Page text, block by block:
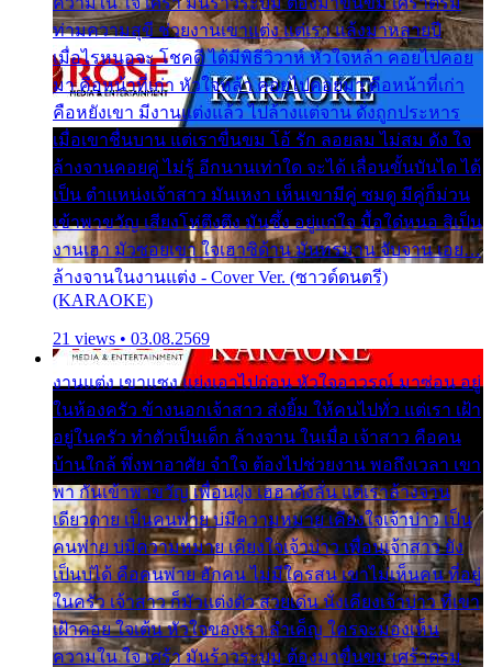
ท่ามความสุขี ช่วยงานเขาแต่ง แต่เรา แล้งมาหลายปี
เมื่อไรหนอจะ โชคดี ได้มีพิธีวิวาห์ หัวใจหล้า คอยไปคอย
มา คือหน้าที่เก่า หัวใจหล้า คอยไปคอยมา คือหน้าที่เก่า
คือหยังเขา มีงานแต่งแล้ว ไปล้างแต่จาน ดั่งถูกประหาร
เมื่อเขาชื่นบาน แต่เราขื่นขม โอ้ รัก ลอยลม ไม่สม ดัง ใจ
ล้างจานคอยคู่ ไม่รู้ อีกนานเท่าใด จะได้ เลื่อนขั้นบันได ได้
เป็น ตำแหน่งเจ้าสาว มันเหงา เห็นเขามีคู่ ซมดู มีคู่ก็ม่วน
เข้าพาขวัญ เสียงโห่ตึงตึง มันซึ้ง อยู่แก่ใจ มื้อใด๋หนอ สิเป็น
งานเฮา มัวซอยเขา ใจเฮาซิด้าน มันทรมาน จับจาน เอย…
ล้างจานในงานแต่ง - Cover Ver. (ซาวด์ดนตรี)
(KARAOKE)
21 views • 03.08.2569
งานแต่ง เขาแซง แย่งเอาไปก่อน หัวใจอาวรณ์ มาซ่อน อยู่
ในห้องครัว ข้างนอกเจ้าสาว ส่งยิ้ม ให้คนไปทั่ว แต่เรา เฝ้า
อยู่ในครัว ทำตัวเป็นเด็ก ล้างจาน ในเมื่อ เจ้าสาว คือคน
บ้านใกล้ พึ่งพาอาศัย จำใจ ต้องไปช่วยงาน พอถึงเวลา เขา
พา กันเข้าพาขวัญ เพื่อนฝูง เฮฮาดังลั่น แต่เราล้างจาน
เดียวดาย เป็นคนพ่าย บ่มีความหมาย เคียงใจเจ้าบ่าว เป็น
คนพ่าย บ่มีความหมาย เคียงใจเจ้าบ่าว เพื่อนเจ้าสาว ยัง
เป็นบ่ได้ คือคนพ่าย ฮักคน ไม่มีใครสน เขาไม่เห็นคน ที่อยู่
ในครัว เจ้าสาว ก็มัวแต่งตัว สวยเด่น นั่งเคียงเจ้าบ่าว ที่เขา
เฝ้าคอย ใจเต้น หัวใจของเรา ลำเค็ญ ใครจะมองเห็น
ความใน ใจ เศร้า มันร้าวระบม ต้องมาขื่นขม เศร้าตรม